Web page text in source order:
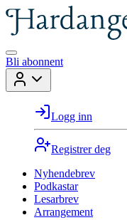
Bli abonnent
Logg inn
Registrer deg
Nyhendebrev
Podkastar
Lesarbrev
Arrangement